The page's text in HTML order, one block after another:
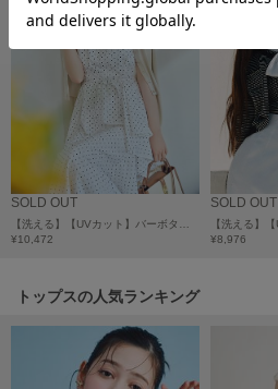
gelato pique Sleep
ジェラート ピケ スリープ
GRAMICCI
グラミチ
Henon.
へノン
HUNTER
ハンター
HOKA ONEONE
SOLD OUT
¥10,472
SOLD OUT
¥8,976
トップスの人気ランキング